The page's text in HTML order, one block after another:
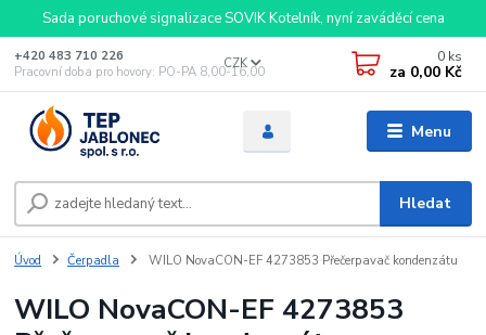
Sada poruchové signalizace SOVIK Kotelník, nyní zaváděcí cena
Menu
CZK
Hledat
+420 483 710 226
Pracovní doba pro hovory: PO-PA 8,00-16,00
0 ks
za 0,00 Kč
Úvod Čerpadla WILO NovaCON-EF 4273853 Přečerpavač kondenzátu
WILO NovaCON-EF 4273853